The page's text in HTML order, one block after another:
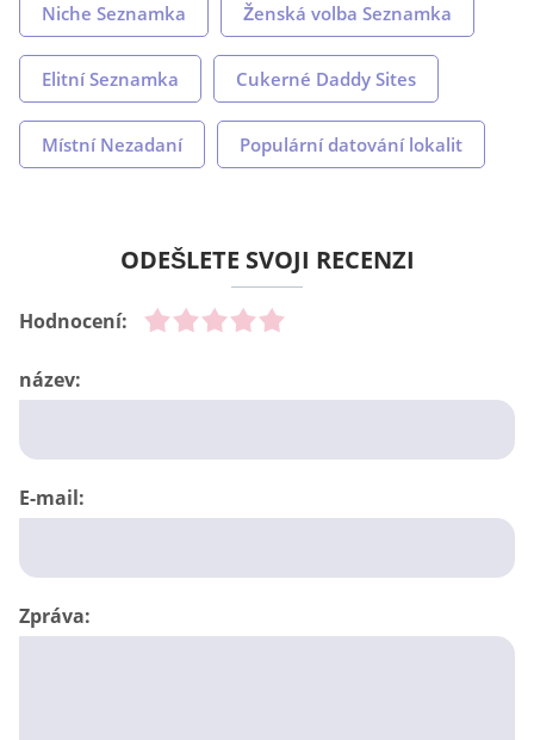
Niche Seznamka Ženská volba Seznamka
Elitní Seznamka Cukerné Daddy Sites
Místní Nezadaní Populární datování lokalit
ODEŠLETE SVOJI RECENZI
Hodnocení:
název:
E-mail:
Zpráva: